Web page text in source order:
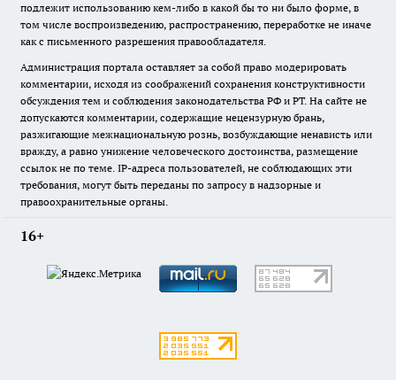
подлежит использованию кем-либо в какой бы то ни было форме, в
том числе воспроизведению, распространению, переработке не иначе
как с письменного разрешения правообладателя.
Администрация портала оставляет за собой право модерировать
комментарии, исходя из соображений сохранения конструктивности
обсуждения тем и соблюдения законодательства РФ и РТ. На сайте не
допускаются комментарии, содержащие нецензурную брань,
разжигающие межнациональную рознь, возбуждающие ненависть или
вражду, а равно унижение человеческого достоинства, размещение
ссылок не по теме. IP-адреса пользователей, не соблюдающих эти
требования, могут быть переданы по запросу в надзорные и
правоохранительные органы.
16+